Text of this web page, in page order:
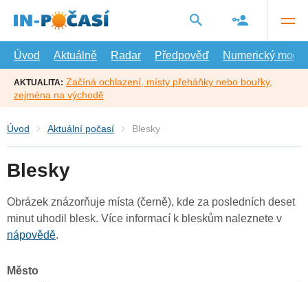
hlavní
Úvod
Aktuálně Radar Předpověď Numerický model
AKTUALITA: Začíná ochlazení, místy přeháňky nebo bouřky,
zejména na východě
Úvod Aktuální počasí Blesky
Blesky
Obrázek znázorňuje místa (černě), kde za posledních deset
minut uhodil blesk. Více informací k bleskům naleznete v
nápovědě.
Město